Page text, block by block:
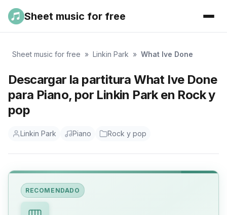
Sheet music for free
Sheet music for free » Linkin Park » What Ive Done
Descargar la partitura What Ive Done
para Piano, por Linkin Park en Rock y
pop
Linkin Park Piano Rock y pop
RECOMENDADO